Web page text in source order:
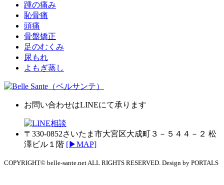
踵の痛み
恥骨痛
頭痛
骨盤矯正
足のむくみ
尿もれ
よもぎ蒸し
お問い合わせはLINEにて承ります
〒330-0852さいたま市⼤宮区⼤成町３－５４４－２ 松
澤ビル１階 [▶MAP]
COPYRIGHT© belle-sante.net ALL RIGHTS RESERVED. Design by PORTALS